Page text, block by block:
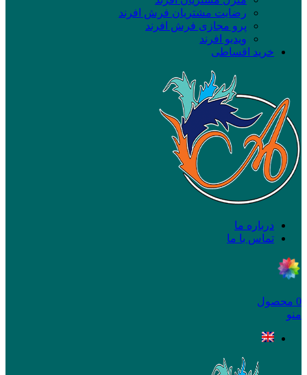
رضایت مشتریان فرش افرند
پرو مجازی فرش افرند
ویدیو افرند
خرید اقساطی
درباره ما
تماس با ما
0 محصول
منو